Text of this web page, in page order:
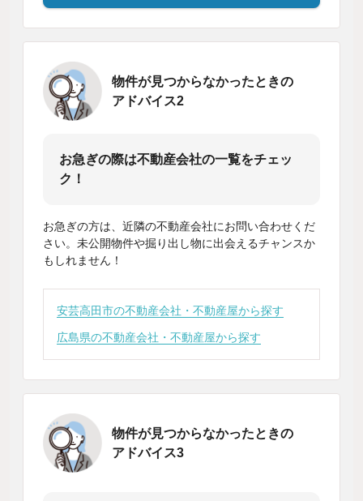
物件が見つからなかったときの
アドバイス2
お急ぎの際は不動産会社の一覧をチェッ
ク！
お急ぎの方は、近隣の不動産会社にお問い合わせくだ
さい。未公開物件や掘り出し物に出会えるチャンスか
もしれません！
安芸高田市の不動産会社・不動産屋から探す
広島県の不動産会社・不動産屋から探す
物件が見つからなかったときの
アドバイス3